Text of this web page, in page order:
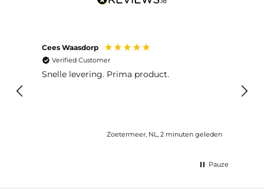
Cees Waasdorp
Verified Customer
Snelle levering. Prima product.
Zoetermeer, NL, 2 minuten geleden
lang
Pauze